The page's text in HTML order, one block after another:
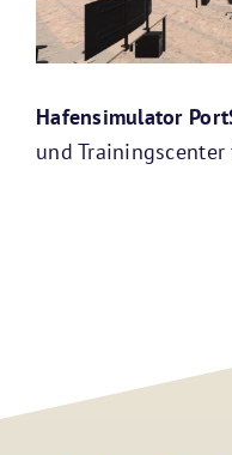
Hafensimulator
und